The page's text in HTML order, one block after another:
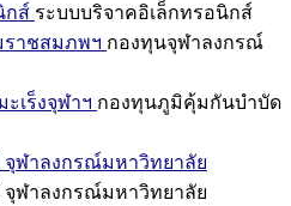
กส์ ระบบบริจาคอิเล็กทรอนิกส์
าชสมภพฯ กองทุนจุฬาลงกรณ์
เร็งจุฬาฯ กองทุนภูมิคุ้มกันบำบัด
จุฬาลงกรณ์มหาวิทยาลัย
จุฬาลงกรณ์มหาวิทยาลัย